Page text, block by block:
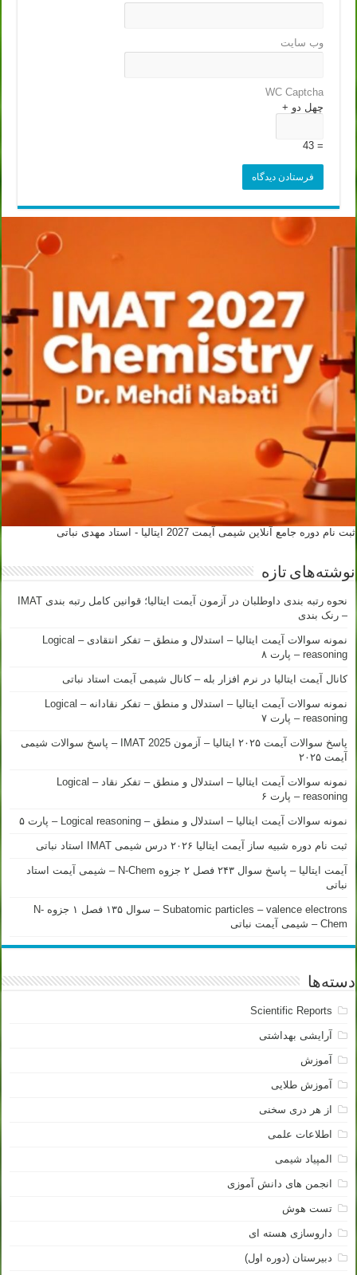
وب‌ سایت
WC Captcha
چهل دو +
= 43
ثبت نام دوره جامع آنلاین شیمی آیمت 2027 ایتالیا - استاد مهدی نباتی
نوشته‌های تازه
نحوه رتبه بندی داوطلبان در آزمون آیمت ایتالیا؛ قوانین کامل رتبه بندی IMAT
– رنک بندی
نمونه سوالات آیمت ایتالیا – استدلال و منطق – تفکر انتقادی – Logical
reasoning – پارت ۸
کانال آیمت ایتالیا در نرم افزار بله – کانال شیمی آیمت استاد نباتی
نمونه سوالات آیمت ایتالیا – استدلال و منطق – تفکر نقادانه – Logical
reasoning – پارت ۷
پاسخ سوالات آیمت ۲۰۲۵ ایتالیا – آزمون IMAT 2025 – پاسخ سوالات شیمی
آیمت ۲۰۲۵
نمونه سوالات آیمت ایتالیا – استدلال و منطق – تفکر نقاد – Logical
reasoning – پارت ۶
نمونه سوالات آیمت ایتالیا – استدلال و منطق – Logical reasoning – پارت ۵
ثبت نام دوره شبیه ساز آیمت ایتالیا ۲۰۲۶ درس شیمی IMAT استاد نباتی
آیمت ایتالیا – پاسخ سوال ۲۴۳ فصل ۲ جزوه N-Chem – شیمی آیمت استاد
نباتی
Subatomic particles – valence electrons – سوال ۱۳۵ فصل ۱ جزوه N-
Chem – شیمی آیمت نباتی
دسته‌ها
Scientific Reports
آرایشی بهداشتی
آموزش
آموزش طلایی
از هر دری سخنی
اطلاعات علمی
المپیاد شیمی
انجمن های دانش آموزی
تست هوش
داروسازی هسته ای
دبیرستان (دوره اول)